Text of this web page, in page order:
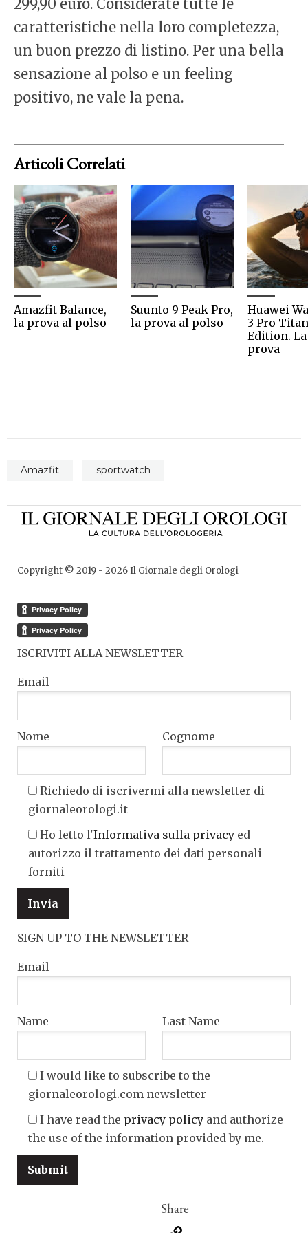
299,90 euro. Considerate tutte le
caratteristiche nella loro completezza,
un buon prezzo di listino. Per una bella
sensazione al polso e un feeling
positivo, ne vale la pena.
Articoli Correlati
Amazfit Balance,
la prova al polso
Suunto 9 Peak Pro,
la prova al polso
Huawei
3 Pro
Edition.
prova
Amazfit sportwatch
Copyright © 2019 - 2026Il Giornale degli Orologi
ISCRIVITI ALLA NEWSLETTER
Email
Nome Cognome
Richiedo di iscrivermi alla newsletter di
giornaleorologi.it
Ho letto l'Informativa sulla privacy ed
autorizzo il trattamento dei dati personali
forniti
SIGN UP TO THE NEWSLETTER
Email
Name Last Name
I would like to subscribe to the
giornaleorologi.com newsletter
I have read the privacy policy and authorize
the use of the information provided by me.